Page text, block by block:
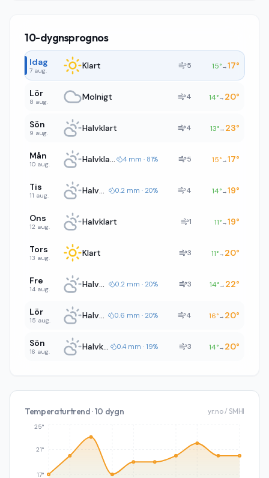
10-dygnsprognos
Idag
7 aug. Klart 5 15°→17°
Lör
8 aug. Molnigt 4 14°→ 20°
Sön
9 aug. Halvklart 4 13°→ 23°
Mån
10 aug. Halvklart 4 mm · 81% 5 15°→17°
Tis
11 aug. Halvklart 0.2 mm · 20% 4 14°→19°
Ons
12 aug. Halvklart 1 11°→19°
Tors
13 aug. Klart 3 11°→ 20°
Fre
14 aug. Halvklart 0.2 mm · 20% 3 14°→ 22°
Lör
15 aug. Halvklart 0.6 mm · 20% 4 16°→ 20°
Sön
16 aug. Halvklart 0.4 mm · 19% 3 14°→ 20°
Temperaturtrend · 10 dygn yr.no / SMHI
17°
21°
25°